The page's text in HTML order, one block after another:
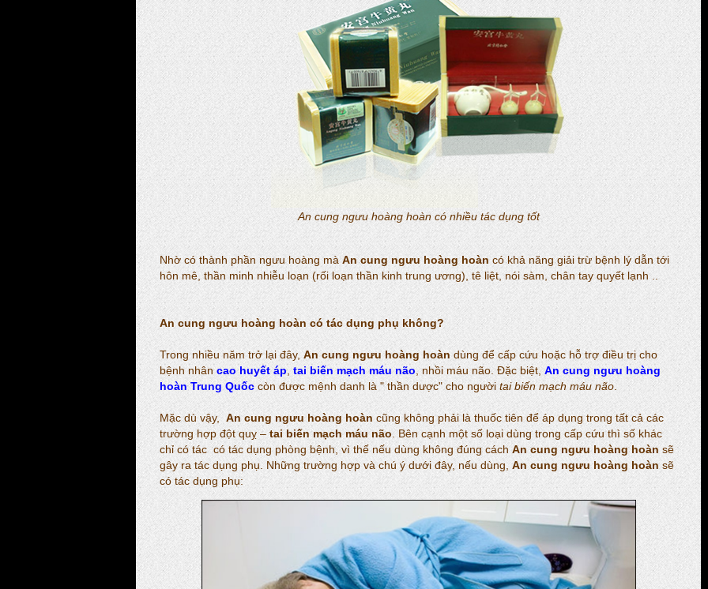
An cung ngưu hoàng hoàn có nhiều tác dụng tốt
Nhờ có thành phần ngưu hoàng màAn cung ngưu hoàng hoàn có khả năng giải trừ bệnh lý dẫn tới
hôn mê, thần minh nhiễu loạn (rối loạn thần kinh trung ương), tê liệt, nói sàm, chân tay quyết lạnh ..
An cung ngưu hoàng hoàn có tác dụng phụ không?
Trong nhiều năm trở lại đây, An cung ngưu hoàng hoàn dùng để cấp cứu hoặc hỗ trợ điều trị cho
bệnh nhâncao huyết áp, tai biến mạch máu não , nhồi máu não. Đặc biệt, An cung ngưu hoàng
hoàn Trung Quốc còn được mệnh danh là " thần dược" cho người tai biến mạch máu não
Mặc dù vậy, An cung ngưu hoàng hoàn cũng không phải là thuốc tiên để áp dụng trong tất cả các
trường hợp đột quỵ –tai biến mạch máu não . Bên cạnh một số loại dùng trong cấp cứu thì số khác
chỉ có tác có tác dụng phòng bệnh, vì thế nếu dùng không đúng cáchAn cung ngưu hoàng hoàn sẽ
gây ra tác dụng phụ. Những trường hợp và chú ý dưới đây, nếu dùng, An cung ngưu hoàng hoàn sẽ
có tác dụng phụ: